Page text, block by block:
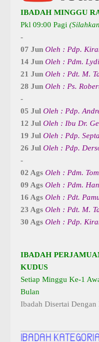
IBADAH MINGGU
Pkl 09:00 Pagi
-
07 Jun Oleh : Pdp.
14 Jun Oleh : Pdm.
21 Jun Oleh : Pdt. M.
28 Jun Oleh : Ps.
-
05 Jul Oleh : Pdp.
12 Jul Oleh : Ibu Dr.
19 Jul Oleh : Pdp.
26 Jul Oleh : Pdp.
-
02 Ags Oleh : Pdm.
09 Ags Oleh : Pdm.
16 Ags Oleh : Pdt.
23 Ags Oleh : Pdt. M.
30 Ags Oleh : Pdp.
IBADAH
KUDUS
Setiap Minggu Ke-1
Bulan
Ibadah Disertai